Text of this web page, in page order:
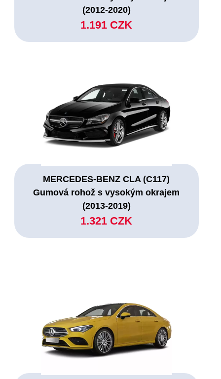
(2012-2020)
1.191 CZK
MERCEDES-BENZ CLA (C117)
Gumová rohož s vysokým okrajem
(2013-2019)
1.321 CZK